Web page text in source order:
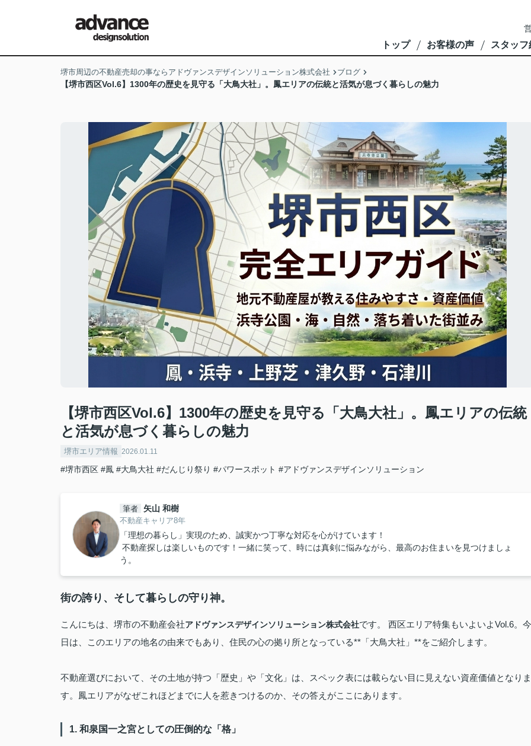
トップ お客様の声 スタッフ
堺市周辺の不動産売却の事ならアドヴァンスデザインソリューション株式会社 ブログ
【堺市西区Vol.6】1300年の歴史を見守る「大鳥大社」。鳳エリアの伝統と活気が息づく暮らしの魅力
【堺市西区Vol.6】1300年の歴史を見守る「大鳥大社」。鳳エリアの伝統
と活気が息づく暮らしの魅力
堺市エリア情報 2026.01.11
#堺市西区 #鳳 #大鳥大社 #だんじり祭り #パワースポット #アドヴァンスデザインソリューション
筆者 矢山 和樹
不動産キャリア8年
「理想の暮らし」実現のため、誠実かつ丁寧な対応を心がけています！
不動産探しは楽しいものです！一緒に笑って、時には真剣に悩みながら、最高のお住まいを見つけましょ
う。
街の誇り、そして暮らしの守り神。
こんにちは、堺市の不動産会社アドヴァンスデザインソリューション株式会社です。 西区エリア特集もいよいよVol.6。今
日は、このエリアの地名の由来でもあり、住民の心の拠り所となっている**「大鳥大社」**をご紹介します。
不動産選びにおいて、その土地が持つ「歴史」や「文化」は、スペック表には載らない目に見えない資産価値となりま
す。鳳エリアがなぜこれほどまでに人を惹きつけるのか、その答えがここにあります。
1. 和泉国一之宮としての圧倒的な「格」